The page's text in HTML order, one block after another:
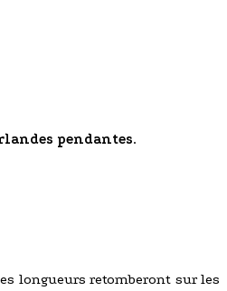
pendantes.
longueurs retomberont sur les